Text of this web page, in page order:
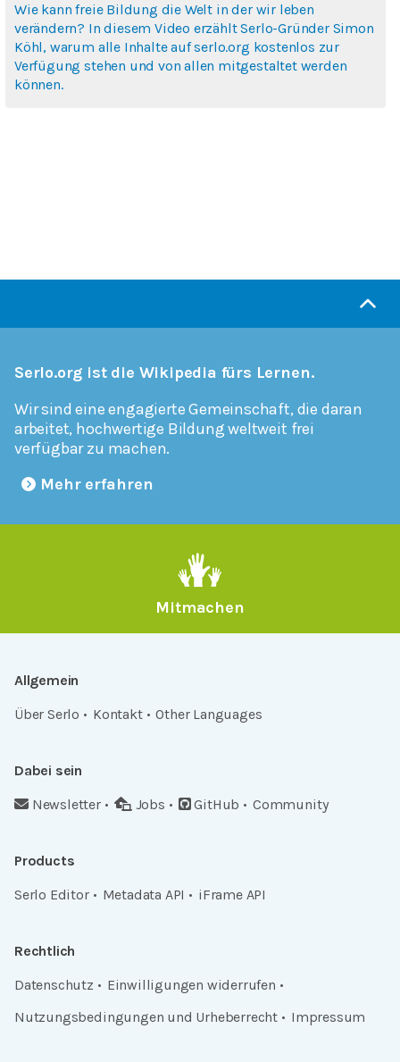
Wie kann freie Bildung die Welt in der wir leben
verändern? In diesem Video erzählt Serlo-Gründer Simon
Köhl, warum alle Inhalte auf serlo.org kostenlos zur
Verfügung stehen und von allen mitgestaltet werden
können.
Serlo.org ist die Wikipedia fürs Lernen.
Wir sind eine engagierte Gemeinschaft, die daran
arbeitet, hochwertige Bildung weltweit frei
verfügbar zu machen.
Mehr erfahren
Mitmachen
Allgemein
Über Serlo
Kontakt Other Languages
Dabei sein
Newsletter
Jobs GitHub Community
Products
Serlo Editor
Metadata API iFrame API
Rechtlich
Datenschutz
Einwilligungen widerrufen
Nutzungsbedingungen und Urheberrecht
Impressum